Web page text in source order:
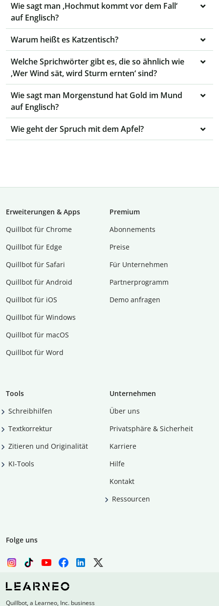
Wie sagt man ‚Hochmut kommt vor dem Fall‘
auf Englisch?
Warum heißt es Katzentisch?
Welche Sprichwörter gibt es, die so ähnlich wie
‚Wer Wind sät, wird Sturm ernten‘ sind?
Wie sagt man Morgenstund hat Gold im Mund
auf Englisch?
Wie geht der Spruch mit dem Apfel?
Erweiterungen & Apps
Quillbot für Chrome
Quillbot für Edge
Quillbot für Safari
Quillbot für Android
Quillbot für iOS
Quillbot für Windows
Quillbot für macOS
Quillbot für Word
Premium
Abon­ne­ments
Preise
Für Unternehmen
Partnerprogramm
Demo anfragen
Tools
Schreibhilfen
Textkorrektur
Zitieren und Originalität
KI-Tools
Unternehmen
Über uns
Privatsphäre & Sicherheit
Karriere
Hilfe
Kontakt
Ressourcen
Folge uns
Quillbot, a Learneo, Inc. business